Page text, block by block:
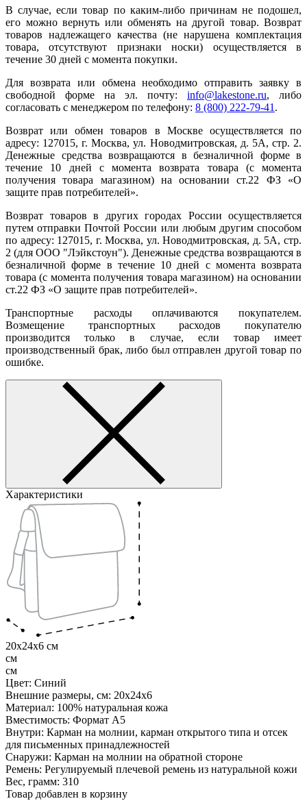
В случае, если товар по каким-либо причинам не подошел,
его можно вернуть или обменять на другой товар. Возврат
товаров надлежащего качества (не нарушена комплектация
товара, отсутствуют признаки носки) осуществляется в
течение 30 дней с момента покупки.
Для возврата или обмена необходимо отправить заявку в
свободной форме на эл. почту: info@lakestone.ru, либо
согласовать с менеджером по телефону: 8 (800) 222-79-41 .
Возврат или обмен товаров в Москве осуществляется по
адресу: 127015, г. Москва, ул. Новодмитровская, д. 5А, стр. 2.
Денежные средства возвращаются в безналичной форме в
течение 10 дней с момента возврата товара (с момента
получения товара магазином) на основании ст.22 ФЗ «О
защите прав потребителей».
Возврат товаров в других городах России осуществляется
путем отправки Почтой России или любым другим способом
по адресу: 127015, г. Москва, ул. Новодмитровская, д. 5А, стр.
2 (для ООО "Лэйкстоун"). Денежные средства возвращаются в
безналичной форме в течение 10 дней с момента возврата
товара (с момента получения товара магазином) на основании
ст.22 ФЗ «О защите прав потребителей».
Транспортные расходы оплачиваются покупателем.
Возмещение транспортных расходов покупателю
производится только в случае, если товар имеет
производственный брак, либо был отправлен другой товар по
ошибке.
Характеристики
20x24x6 см
см
см
Цвет: Синий
Внешние размеры, см: 20x24x6
Материал: 100% натуральная кожа
Вместимость: Формат А5
Внутри: Карман на молнии, карман открытого типа и отсек
для письменных принадлежностей
Снаружи: Карман на молнии на обратной стороне
Ремень: Регулируемый плечевой ремень из натуральной кожи
Вес, грамм: 310
Товар добавлен в корзину